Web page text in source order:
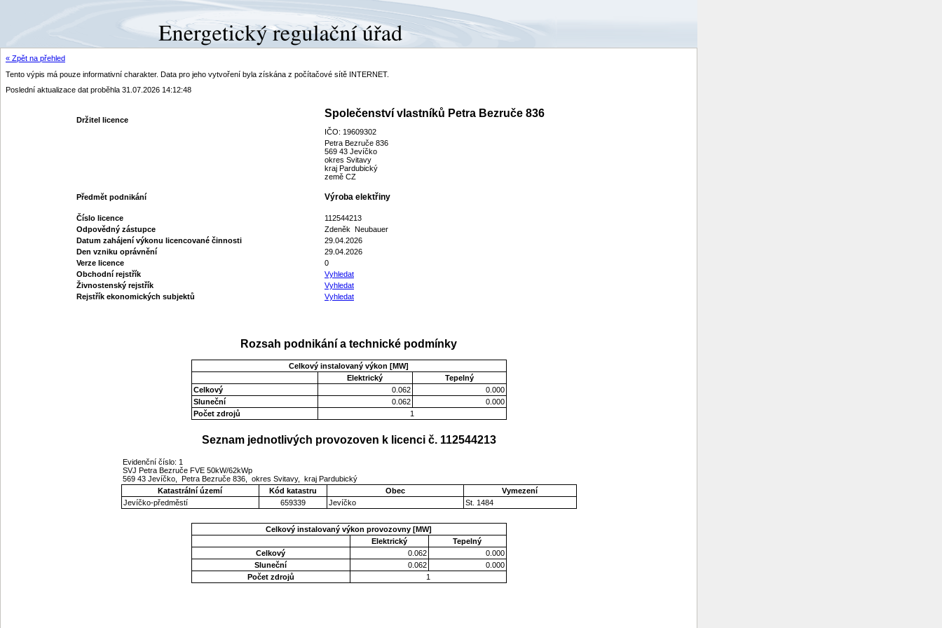
« Zpět na přehled
Tento výpis má pouze informativní charakter. Data pro jeho vytvoření byla získána z počítačové sítě INTERNET.
Poslední aktualizace dat proběhla 31.07.2026 14:12:48
Držitel licence
Společenství vlastníků Petra Bezruče 836
IČO: 19609302
Petra Bezruče 836
569 43 Jevíčko
okres Svitavy
kraj Pardubický
země CZ
Předmět podnikání Výroba elektřiny
Číslo licence
112544213
Odpovědný zástupce
Zdeněk Neubauer
Datum zahájení výkonu licencované činnosti
29.04.2026
Den vzniku oprávnění
29.04.2026
Verze licence
0
Obchodní rejstřík
Vyhledat
Živnostenský rejstřík
Vyhledat
Rejstřík ekonomických subjektů
Vyhledat
Rozsah podnikání a technické podmínky
Celkový instalovaný výkon [MW]
Elektrický
Tepelný
Celkový
0.062
0.000
Sluneční
0.062
0.000
Počet zdrojů
1
Seznam jednotlivých provozoven k licenci č. 112544213
Evidenční číslo: 1
SVJ Petra Bezruče FVE 50kW/62kWp
569 43 Jevíčko, Petra Bezruče 836, okres Svitavy, kraj Pardubický
Katastrální území
Kód katastru Obec
Vymezení
Jevíčko-předměstí
659339 Jevíčko St. 1484
Celkový instalovaný výkon provozovny [MW]
Elektrický
Tepelný
Celkový
0.062
0.000
Sluneční
0.062
0.000
Počet zdrojů
1